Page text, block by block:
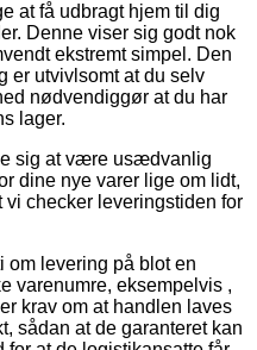
at få udbragt hjem til dig
Denne viser sig godt nok
ekstremt simpel. Den
er utvivlsomt at du selv
nødvendiggør at du har
lager.
sig at være usædvanlig
dine nye varer lige om lidt,
vi checker leveringstiden for
om levering på blot en
varenumre, eksempelvis ,
krav om at handlen laves
sådan at de garanteret kan